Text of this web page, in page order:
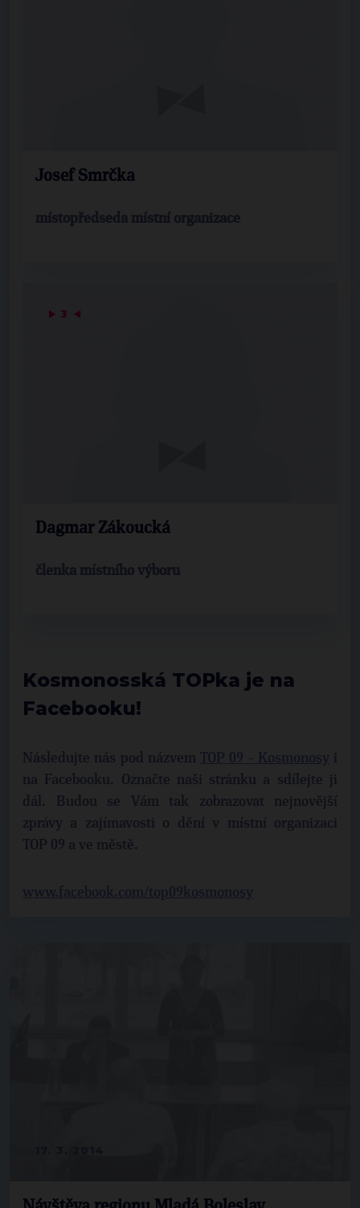
Josef Smrčka
místopředseda místní organizace
▶ 3 ◀
Dagmar Zákoucká
členka místního výboru
Kosmonosská TOPka je na
Facebooku!
Následujte nás pod názvem
i
na Facebooku. Označte naši stránku a sdílejte ji
dál. Budou se Vám tak zobrazovat nejnovější
zprávy a zajímavosti o dění v místní organizaci
TOP 09 a ve městě.